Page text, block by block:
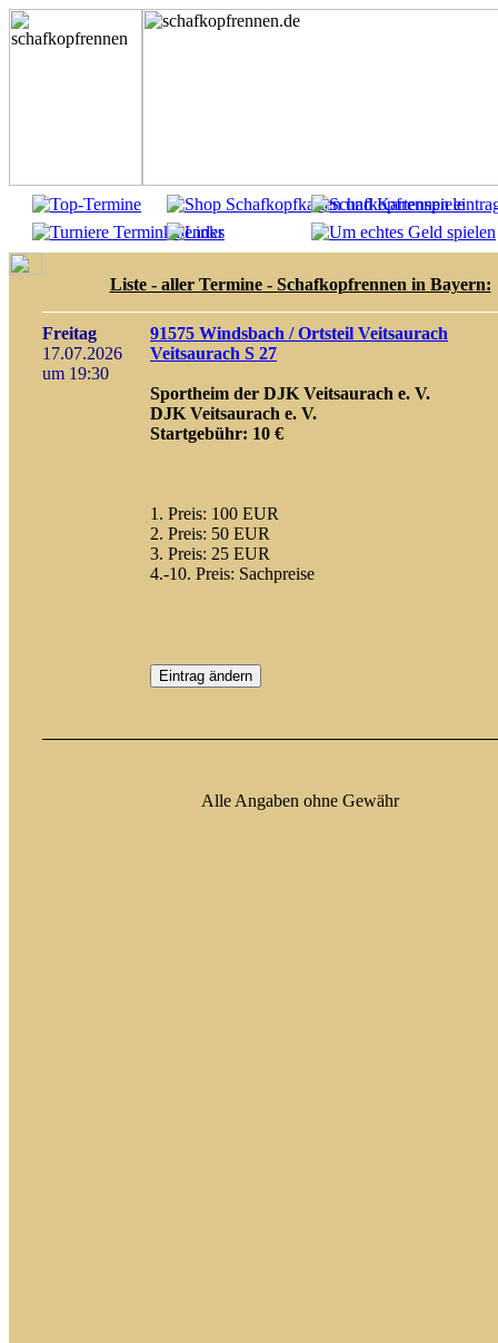
Liste - aller Termine - Schafkopfrennen in Bayern:
Freitag
17.07.2026
um 19:30
91575 Windsbach / Ortsteil Veitsaurach
Veitsaurach S 27
Sportheim der DJK Veitsaurach e. V.
DJK Veitsaurach e. V.
Startgebühr: 10 €
1. Preis: 100 EUR
2. Preis: 50 EUR
3. Preis: 25 EUR
4.-10. Preis: Sachpreise
Eintrag ändern
Alle Angaben ohne Gewähr